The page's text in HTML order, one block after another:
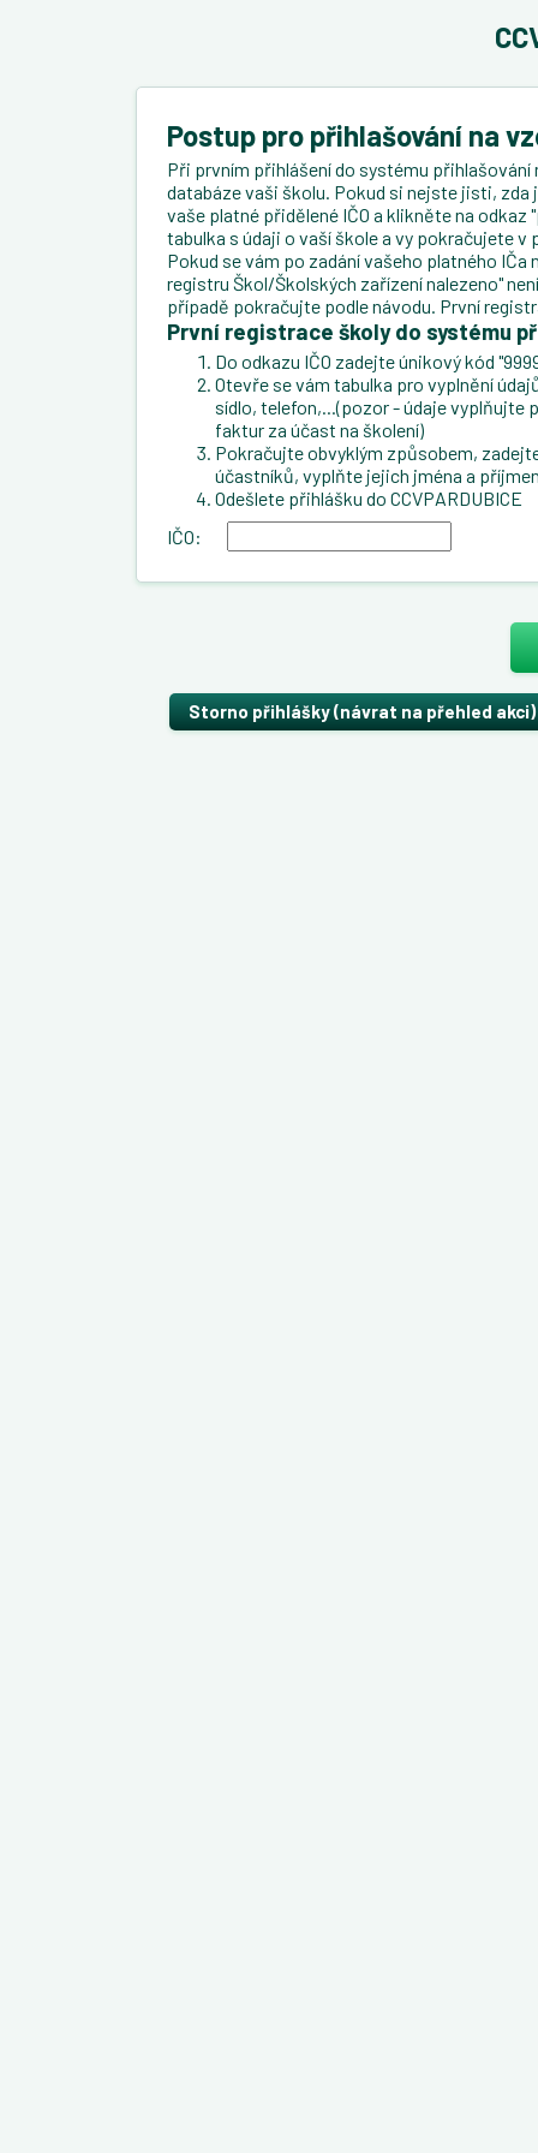
Postup pro přihlašování na
Při prvním přihlášení do systému
databáze vaši školu. Pokud si nejste jisti, zda
vaše platné přidělené IČO a klikněte na
tabulka s údaji o vaší škole a vy pokračujete
Pokud se vám po zadání vašeho platného IČa
registru Škol/Školských zařízení nalezeno"
případě pokračujte podle návodu. První
První registrace školy do systému
Do odkazu IČO zadejte únikový kód
Otevře se vám tabulka pro vyplnění
sídlo, telefon,...(pozor - údaje vyplňujte
faktur za účast na školení)
Pokračujte obvyklým způsobem,
účastníků, vyplňte jejich jména a
Odešlete přihlášku do CCVPARDUBICE
IČO:
Storno přihlášky (návrat na přehled akci)